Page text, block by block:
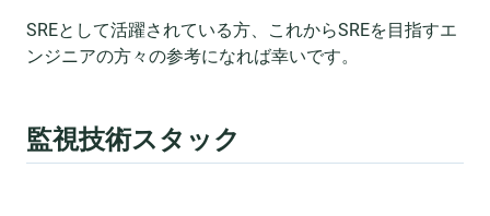
SREとして活躍されている方、これからSREを目指すエ
ンジニアの方々の参考になれば幸いです。
監視技術スタック